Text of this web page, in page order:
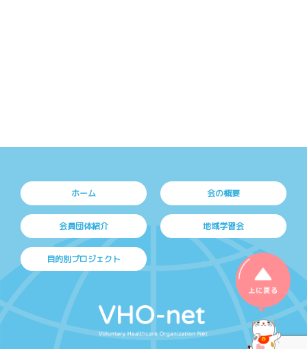
上に戻る
ホーム 会の概要
会員団体紹介 地域学習会
目的別プロジェクト